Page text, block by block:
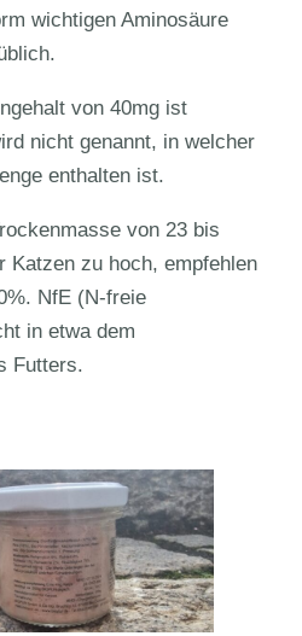
wichtigen Aminosäure
von 40mg ist
nicht genannt, in welcher
enthalten ist.
von 23 bis
Katzen zu hoch, empfehlen
NfE (N-freie
in etwa dem
Futters.